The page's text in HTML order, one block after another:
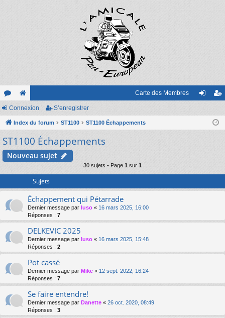
or
u
m
e
sit
e
Carte des Membres
nr
Connexion S’enregistrer
Index du forum ST1100 ST1100 Échappements
ST1100 Échappements
Nouveau sujet
30 sujets • Page 1 sur 1
Sujets
Échappement qui Pétarrade
Dernier message par luso « 16 mars 2025, 16:00
Réponses : 7
DELKEVIC 2025
Dernier message par luso « 16 mars 2025, 15:48
Réponses : 2
Pot cassé
Dernier message par Mike « 12 sept. 2022, 16:24
Réponses : 7
Se faire entendre!
Dernier message par Danette « 26 oct. 2020, 08:49
Réponses : 3